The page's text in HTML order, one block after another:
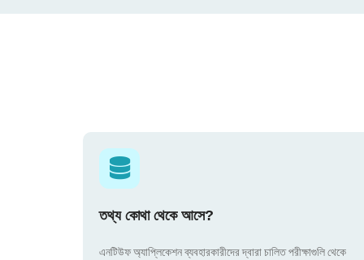
তথ্য কোথা থেকে আসে?
এনটিউফ অ্যাপ্লিকেশন ব্যবহারকারীদের দ্বারা চালিত পরীক্ষাগুলি থেকে